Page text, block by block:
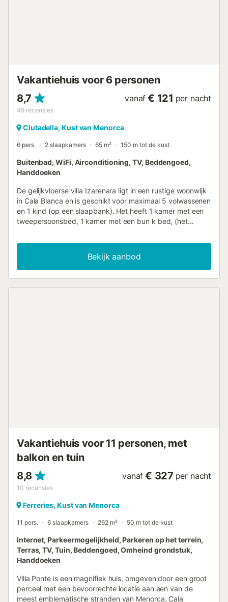
Vakantiehuis voor 6 personen
8,7
49 recensies
vanaf € 121 per nacht
Ciutadella, Kust van Menorca
6 pers. 2 slaapkamers 65 m² 150 m tot de kust
Buitenbad, WiFi, Airconditioning, TV, Beddengoed,
Handdoeken
De gelijkvloerse villa Izarenara ligt in een rustige woonwijk
in Cala Blanca en is geschikt voor maximaal 5 volwassenen
en 1 kind (op een slaapbank). Het heeft 1 kamer met een
tweepersoonsbed, 1 kamer met een bun k bed, (het
een eenpersoonsslaapbank voor een kind. Slechts 300 m
van het strand. Het vakantiehuis met airconditioning heeft
een woonkamer, een goed uitgeruste keuken en een
badkamer. Tot de faciliteiten behoren ook Wi-Fi, een
Bekijk aanbod
Vakantiehuis voor 11 personen, met
balkon en tuin
8,8
10 recensies
vanaf € 327 per nacht
Ferreries, Kust van Menorca
11 pers. 6 slaapkamers 262 m² 50 m tot de kust
Internet, Parkeermogelijkheid, Parkeren op het terrein,
Terras, TV, Tuin, Beddengoed, Omheind grondstuk,
Handdoeken
Villa Ponte is een magnifiek huis, omgeven door een groot
perceel met een bevoorrechte locatie aan een van de
meest emblematische stranden van Menorca, Cala